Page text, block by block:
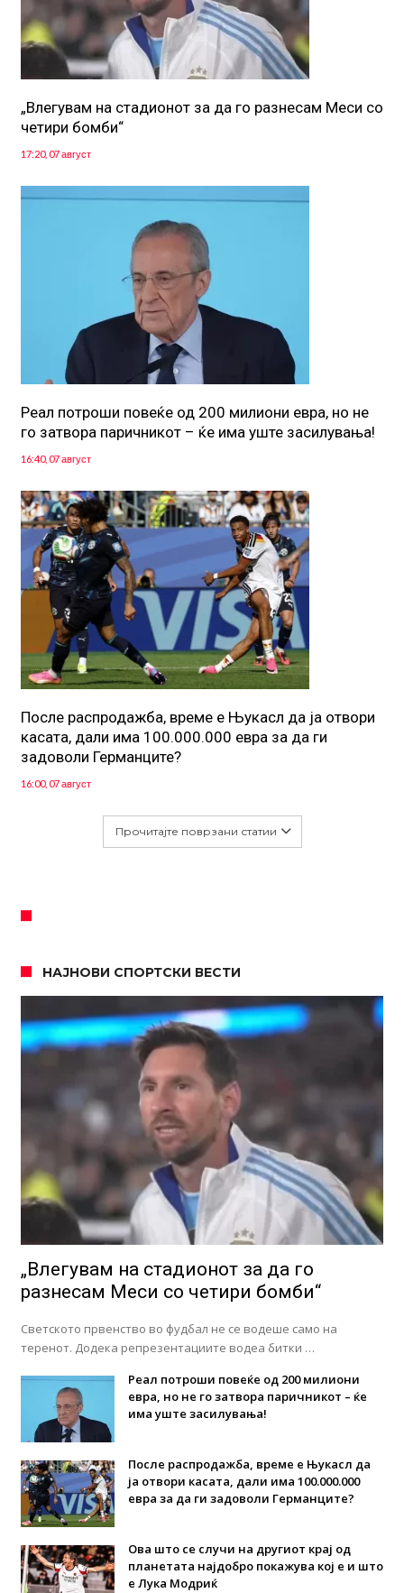
„Влегувам на стадионот за да го разнесам Меси со
четири бомби“
17:20, 07 август
Реал потроши повеќе од 200 милиони евра, но не
го затвора паричникот – ќе има уште засилувања!
16:40, 07 август
После распродажба, време е Њукасл да ја отвори
касата, дали има 100.000.000 евра за да ги
задоволи Германците?
16:00, 07 август
Прочитајте поврзани статии
НАЈНОВИ СПОРТСКИ ВЕСТИ
„Влегувам на стадионот за да го
разнесам Меси со четири бомби“
Светското првенство во фудбал не се водеше само на
теренот. Додека репрезентациите водеа битки …
Реал потроши повеќе од 200 милиони
евра, но не го затвора паричникот – ќе
има уште засилувања!
После распродажба, време е Њукасл да
ја отвори касата, дали има 100.000.000
евра за да ги задоволи Германците?
Ова што се случи на другиот крај од
планетата најдобро покажува кој е и што
е Лука Модриќ